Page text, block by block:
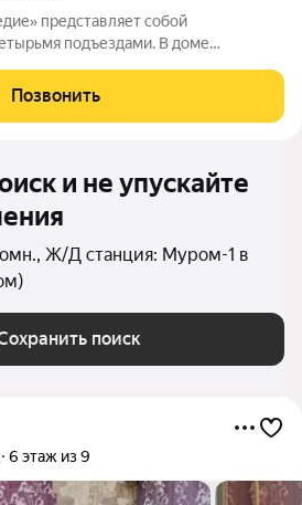
представляет собой
подъездами. В доме
в благоустроенном
территории есть современная
Позвонить
и не упускайте
Ж/Д станция: Муром-1 в
поиск
6 этаж из 9